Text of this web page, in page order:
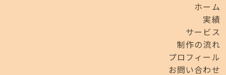
ホーム
実績
サービス
制作の流れ
プロフィール
お問い合わせ